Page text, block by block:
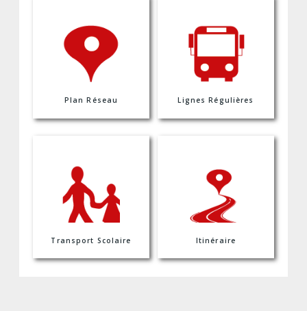
Plan Réseau Lignes Régulières
Transport Scolaire Itinéraire